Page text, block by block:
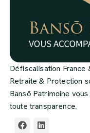
Défiscalisation France
Retraite & Protection
Bansō Patrimoine
toute transparence.